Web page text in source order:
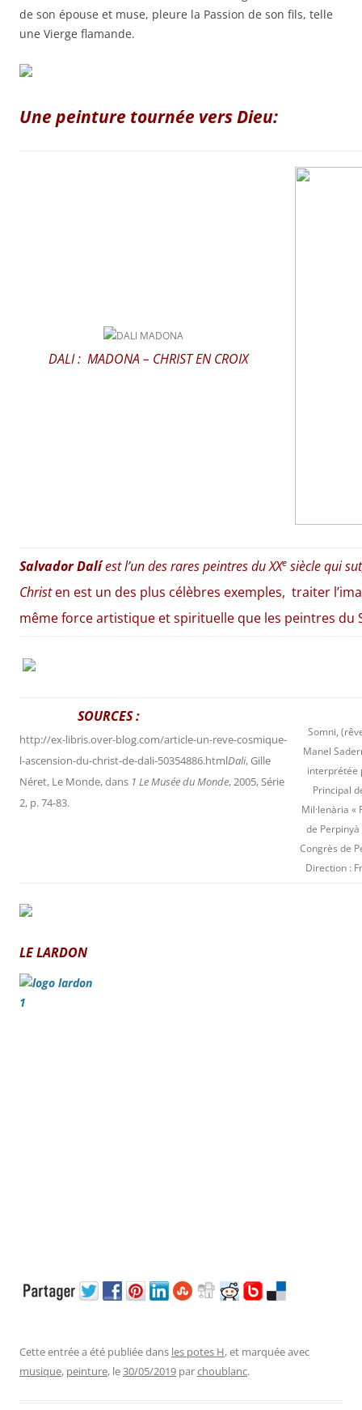
de son épouse et muse, pleure la Passion de son fils, telle
une Vierge flamande.
Une peinture tournée vers Dieu:
DALI : MADONA – CHRIST EN CROIX
Salvador Dalíest l’un des rares peintres du XXe siècle qui
Christen est un des plus célèbres exemples, traiter
même force artistique et spirituelle que les peintres du
SOURCES :
http://ex-libris.over-blog.com/article-un-reve-cosmique-
l-ascension-du-christ-de-dali-50354886.htmlDali, Gille
Néret, Le Monde, dans 1 Le Musée du Monde, 2005, Série
2, p. 74-83.
Somni,
Manel
interprétée
Principal
Mil·lenària «
de Perpinyà
Congrès de
Direction :
LE LARDON
Cette entrée a été publiée dans les potes H, et marquée avec
musique, peinture, le30/05/2019 parchoublanc.